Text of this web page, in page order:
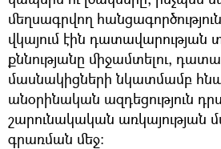
մեղսագրվող
վկայում էին դատավարության
քննությանը միջամտելու,
մասնակիցների նկատմամբ
անօրինական ազդեցություն
շարունակական առկայության
գրառման մեջ։